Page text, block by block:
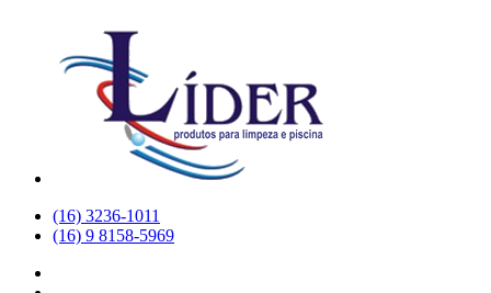
(16) 3236-1011
(16) 9 8158-5969